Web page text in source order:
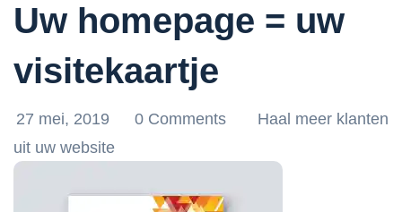
Uw homepage = uw
visitekaartje
27 mei, 2019 0 Comments
Haal meer klanten
uit uw website